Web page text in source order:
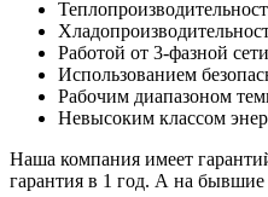
Работой от 3-фазной
Использованием
Рабочим диапазоном
Невысоким классом
Наша компания имеет
гарантия в 1 год. А на